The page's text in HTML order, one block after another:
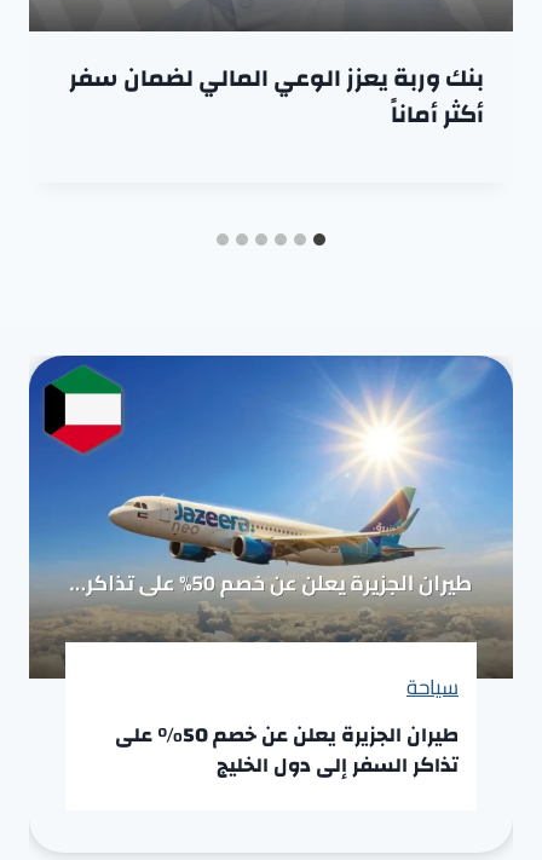
بنك وربة يعزز الوعي المالي لضمان سفر
أكثر أماناً
سياحة
طيران الجزيرة يعلن عن خصم 50% على
تذاكر السفر إلى دول الخليج